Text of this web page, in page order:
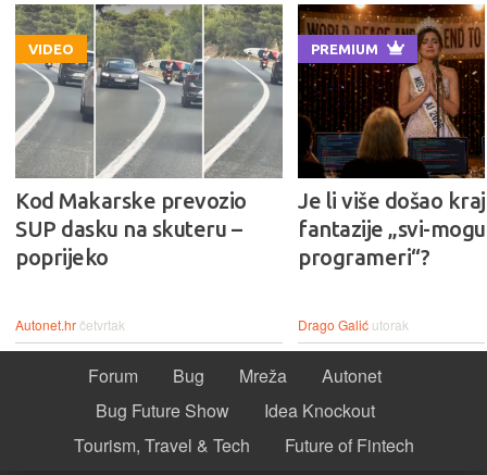
VIDEO
Kod Makarske prevozio
SUP dasku na skuteru –
poprijeko
Autonet.hrčetvrtak
PREMIUM
Je li više došao kraj
fantazije „svi-
programeri“?
Drago Galić utorak
Forum Bug Mreža
Autonet
Bug Future Show
Idea Knockout
Tourism, Travel & Tech
Future of Fintech